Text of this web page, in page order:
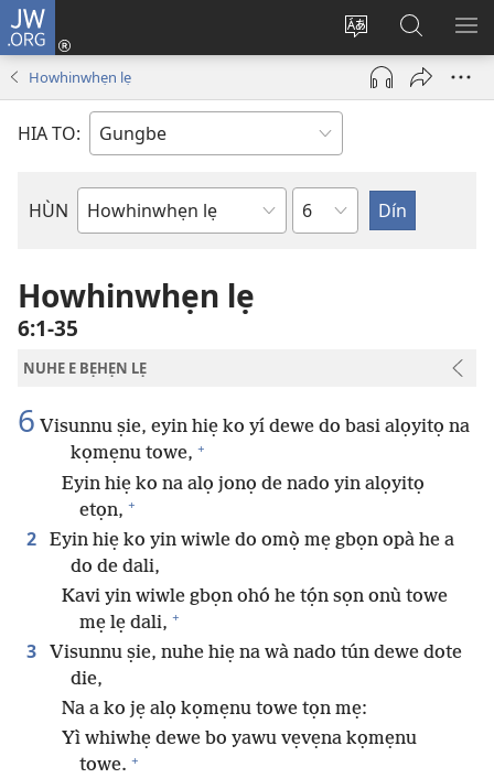
JW.ORG
Diọ
ogbè
nọtẹn
Hùn
Adà
Towe
(opens
new
Dín
to
JW.ORG
Howhinwhẹn lẹ
HIA TO:
HÙN
Bible
Weta
Howhinwhẹn lẹ
6:1-35
NUHE E BẸHẸN LẸ
6 Visunnu ṣie, eyin hiẹ ko yí dewe do basi alọyitọ na
kọmẹnu towe, +
Eyin hiẹ ko na alọ jonọ de nado yin alọyitọ
etọn, +
2
Eyin hiẹ ko yin wiwle do omọ̀ mẹ gbọn opà he a
do de dali,
Kavi yin wiwle gbọn ohó he tọ́n sọn onù towe
mẹ lẹ dali, +
3
Visunnu ṣie, nuhe hiẹ na wà nado tún dewe dote
die,
Na a ko jẹ alọ kọmẹnu towe tọn mẹ:
Yì whiwhẹ dewe bo yawu vẹvẹna kọmẹnu
towe. +